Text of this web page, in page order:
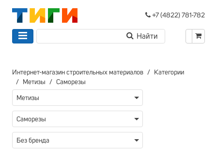
+7 (4822) 781-782
Интернет-магазин строительных материалов
Категории
Метизы
Саморезы
Метизы
Саморезы
Без бренда